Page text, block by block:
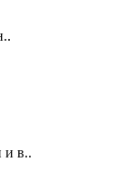
и в..